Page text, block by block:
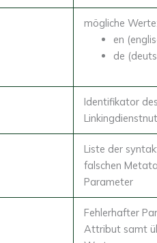
mögliche
en
de
Identifikator
Liste der
falschen
Parameter
Fehlerhafter
Attribut samt